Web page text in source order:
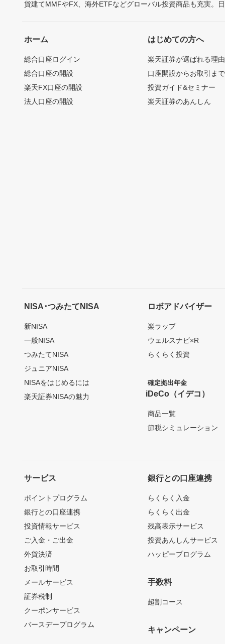
貨建てMMFやFX、海外ETFなどグローバル投資商品も充実。
ホーム
総合口座ログイン
総合口座の開設
楽天FX口座の開設
法人口座の開設
はじめての方へ
楽天証券が選ばれる理由
口座開設からお取引ま
投資ガイド&セミナー
楽天証券のあんしん
NISA･つみたてNISA
新NISA
一般NISA
つみたてNISA
ジュニアNISA
NISAをはじめるには
楽天証券NISAの魅力
ロボアドバイザー
楽ラップ
ウェルスナビ×R
らくらく投資
確定拠出年金
iDeCo（イデコ）
商品一覧
節税シミュレーション
サービス
ポイントプログラム
銀行との口座連携
投資情報サービス
ご入金・ご出金
外貨決済
お取引時間
メールサービス
証券税制
クーポンサービス
バースデープログラム
銀行との口座連携
らくらく入金
らくらく出金
残高表示サービス
投資あんしんサービス
ハッピープログラム
手数料
超割コース
キャンペーン